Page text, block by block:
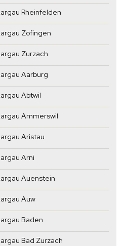
Rheinfelden
Zofingen
Zurzach
Aarburg
Abtwil
Ammerswil
Aristau
Arni
Auenstein
Auw
Baden
Bad Zurzach